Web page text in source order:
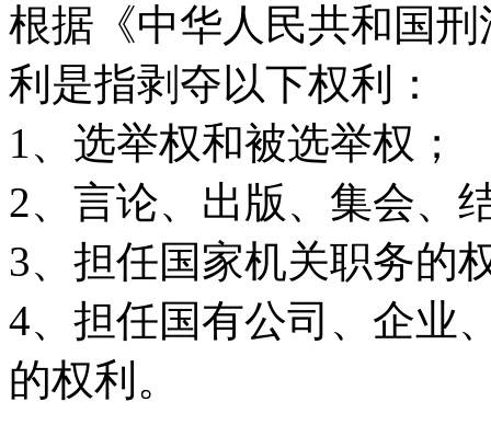
根据《中华人民共和国
利是指剥夺以下权利：
1、选举权和被选举权；
2、言论、出版、集会、
3、担任国家机关职务的
4、担任国有公司、企业
的权利。